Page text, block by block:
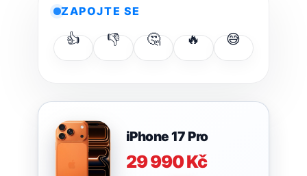
ZAPOJTE SE
👍 👎 🤔 🔥 😅
iPhone 17 Pro
29 990 Kč